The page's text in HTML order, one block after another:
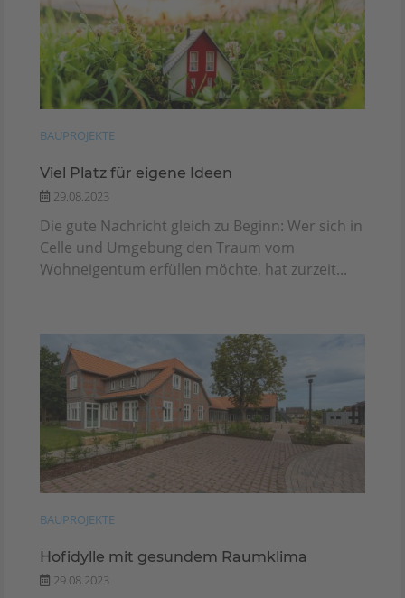
BAUPROJEKTE
Viel Platz für eigene Ideen
29.08.2023
Die gute Nachricht gleich zu Beginn: Wer sich in
Celle und Umgebung den Traum vom
Wohneigentum erfüllen möchte, hat zurzeit...
BAUPROJEKTE
Hofidylle mit gesundem Raumklima
29.08.2023